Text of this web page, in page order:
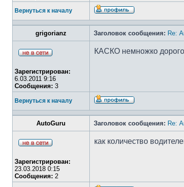
Вернуться к началу
grigorianz Заголовок сообщения: Re:
Зарегистрирован:
6.03.2011 9:16
Сообщения: 3
КАСКО немножко
Вернуться к началу
AutoGuru Заголовок сообщения: Re:
Зарегистрирован:
23.03.2018 0:15
Сообщения: 2
как количество